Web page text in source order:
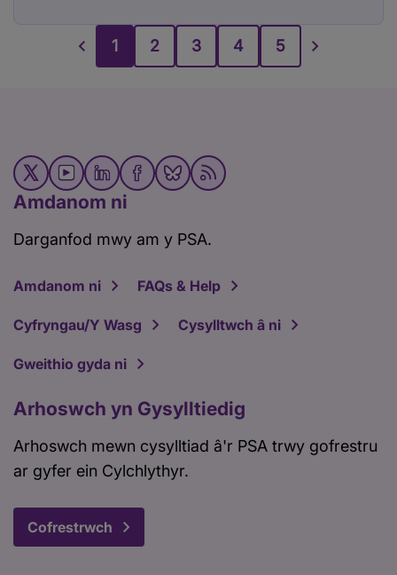
1 2 3 4 5
Amdanom ni
Darganfod mwy am y PSA.
Amdanom ni FAQs & Help
Cyfryngau/Y Wasg Cysylltwch â ni
Gweithio gyda ni
Arhoswch yn Gysylltiedig
Arhoswch mewn cysylltiad â'r PSA trwy gofrestru
ar gyfer ein Cylchlythyr.
Cofrestrwch